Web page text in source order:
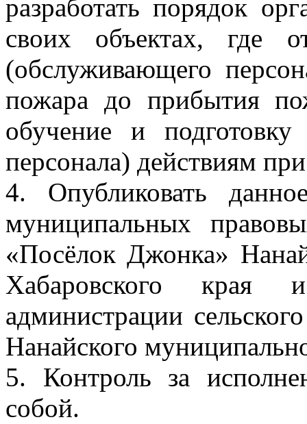
разработать порядок
своих объектах, где
(обслуживающего
пожара до прибытия
обучение и
персонала) действиям
4. Опубликовать
муниципальных
«Посёлок Джонка»
Хабаровского
администрации
Нанайского
5. Контроль за
собой.